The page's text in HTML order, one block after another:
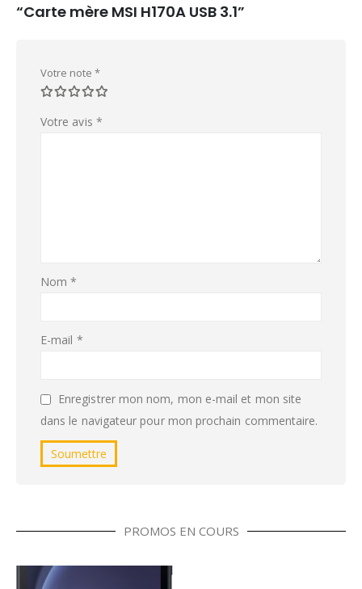
“Carte mère MSI H170A USB 3.1”
Votre note *
Votre avis *
Nom*
E-mail *
Enregistrer mon nom, mon e-mail et mon site
dans le navigateur pour mon prochain commentaire.
PROMOS EN COURS